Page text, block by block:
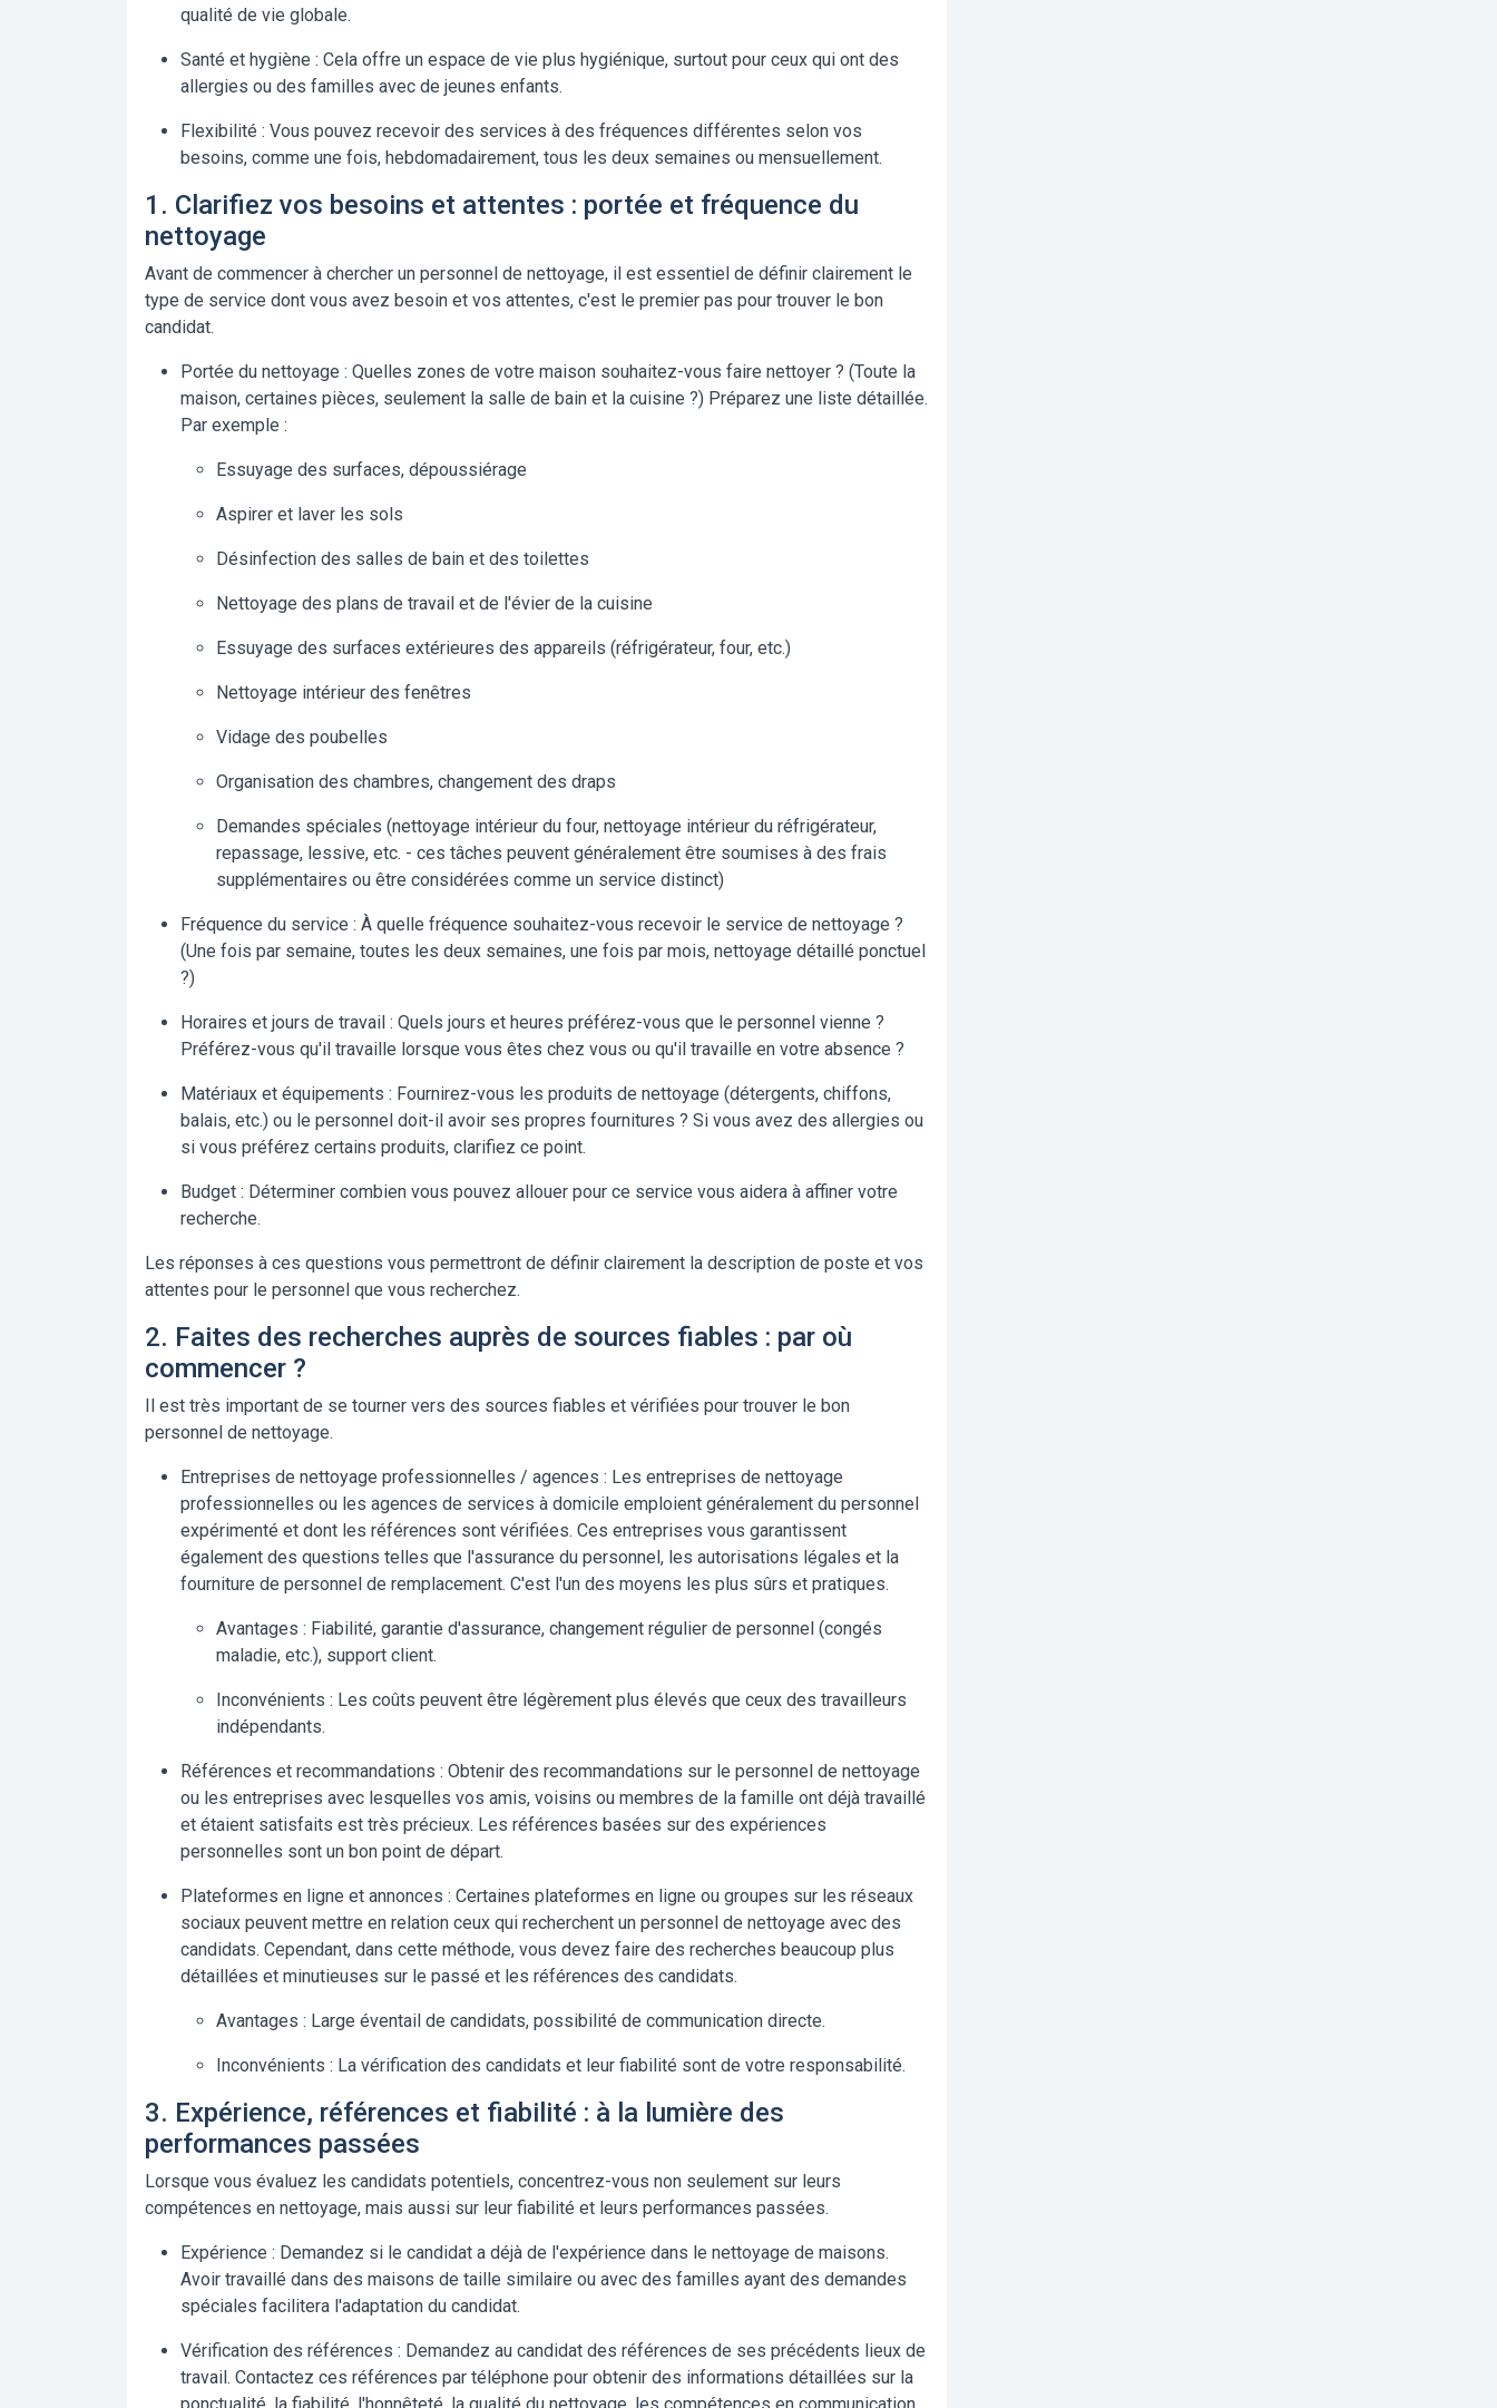
qualité de vie globale.
Santé et hygiène : Cela offre un espace de vie plus hygiénique, surtout pour ceux qui ont des
allergies ou des familles avec de jeunes enfants.
Flexibilité : Vous pouvez recevoir des services à des fréquences différentes selon vos
besoins, comme une fois, hebdomadairement, tous les deux semaines ou mensuellement.
1. Clarifiez vos besoins et attentes : portée et fréquence du
nettoyage
Avant de commencer à chercher un personnel de nettoyage, il est essentiel de définir clairement le
type de service dont vous avez besoin et vos attentes, c'est le premier pas pour trouver le bon
candidat.
Portée du nettoyage : Quelles zones de votre maison souhaitez-vous faire nettoyer ? (Toute la
maison, certaines pièces, seulement la salle de bain et la cuisine ?) Préparez une liste détaillée.
Par exemple :
Essuyage des surfaces, dépoussiérage
Aspirer et laver les sols
Désinfection des salles de bain et des toilettes
Nettoyage des plans de travail et de l'évier de la cuisine
Essuyage des surfaces extérieures des appareils (réfrigérateur, four, etc.)
Nettoyage intérieur des fenêtres
Vidage des poubelles
Organisation des chambres, changement des draps
Demandes spéciales (nettoyage intérieur du four, nettoyage intérieur du réfrigérateur,
repassage, lessive, etc. - ces tâches peuvent généralement être soumises à des frais
supplémentaires ou être considérées comme un service distinct)
Fréquence du service : À quelle fréquence souhaitez-vous recevoir le service de nettoyage ?
(Une fois par semaine, toutes les deux semaines, une fois par mois, nettoyage détaillé ponctuel
?)
Horaires et jours de travail : Quels jours et heures préférez-vous que le personnel vienne ?
Préférez-vous qu'il travaille lorsque vous êtes chez vous ou qu'il travaille en votre absence ?
Matériaux et équipements : Fournirez-vous les produits de nettoyage (détergents, chiffons,
balais, etc.) ou le personnel doit-il avoir ses propres fournitures ? Si vous avez des allergies ou
si vous préférez certains produits, clarifiez ce point.
Budget : Déterminer combien vous pouvez allouer pour ce service vous aidera à affiner votre
recherche.
Les réponses à ces questions vous permettront de définir clairement la description de poste et vos
attentes pour le personnel que vous recherchez.
2. Faites des recherches auprès de sources fiables : par où
commencer ?
Il est très important de se tourner vers des sources fiables et vérifiées pour trouver le bon
personnel de nettoyage.
Entreprises de nettoyage professionnelles / agences : Les entreprises de nettoyage
professionnelles ou les agences de services à domicile emploient généralement du personnel
expérimenté et dont les références sont vérifiées. Ces entreprises vous garantissent
également des questions telles que l'assurance du personnel, les autorisations légales et la
fourniture de personnel de remplacement. C'est l'un des moyens les plus sûrs et pratiques.
Avantages : Fiabilité, garantie d'assurance, changement régulier de personnel (congés
maladie, etc.), support client.
Inconvénients : Les coûts peuvent être légèrement plus élevés que ceux des travailleurs
indépendants.
Références et recommandations : Obtenir des recommandations sur le personnel de nettoyage
ou les entreprises avec lesquelles vos amis, voisins ou membres de la famille ont déjà travaillé
et étaient satisfaits est très précieux. Les références basées sur des expériences
personnelles sont un bon point de départ.
Plateformes en ligne et annonces : Certaines plateformes en ligne ou groupes sur les réseaux
sociaux peuvent mettre en relation ceux qui recherchent un personnel de nettoyage avec des
candidats. Cependant, dans cette méthode, vous devez faire des recherches beaucoup plus
détaillées et minutieuses sur le passé et les références des candidats.
Avantages : Large éventail de candidats, possibilité de communication directe.
Inconvénients : La vérification des candidats et leur fiabilité sont de votre responsabilité.
3. Expérience, références et fiabilité : à la lumière des
performances passées
Lorsque vous évaluez les candidats potentiels, concentrez-vous non seulement sur leurs
compétences en nettoyage, mais aussi sur leur fiabilité et leurs performances passées.
Expérience : Demandez si le candidat a déjà de l'expérience dans le nettoyage de maisons.
Avoir travaillé dans des maisons de taille similaire ou avec des familles ayant des demandes
spéciales facilitera l'adaptation du candidat.
Vérification des références : Demandez au candidat des références de ses précédents lieux de
travail. Contactez ces références par téléphone pour obtenir des informations détaillées sur la